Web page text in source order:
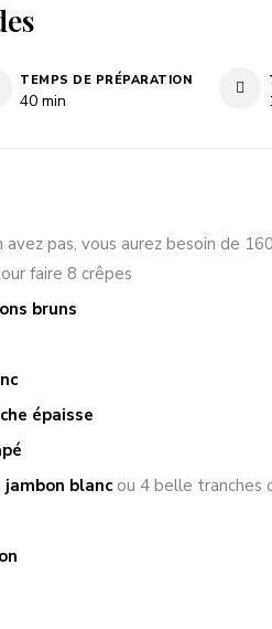
TEMPS DE PRÉPARATION
40minutes
min
avez pas, vous aurez besoin de
faire 8 crêpes
bruns
épaisse
blanc ou 4 belle tranches